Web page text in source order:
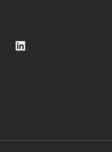
auf Instagram
auf TikTok
Sparkasse auf LinkedIn